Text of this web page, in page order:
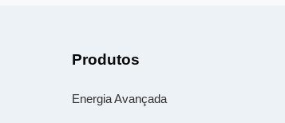
Produtos
Energia Avançada